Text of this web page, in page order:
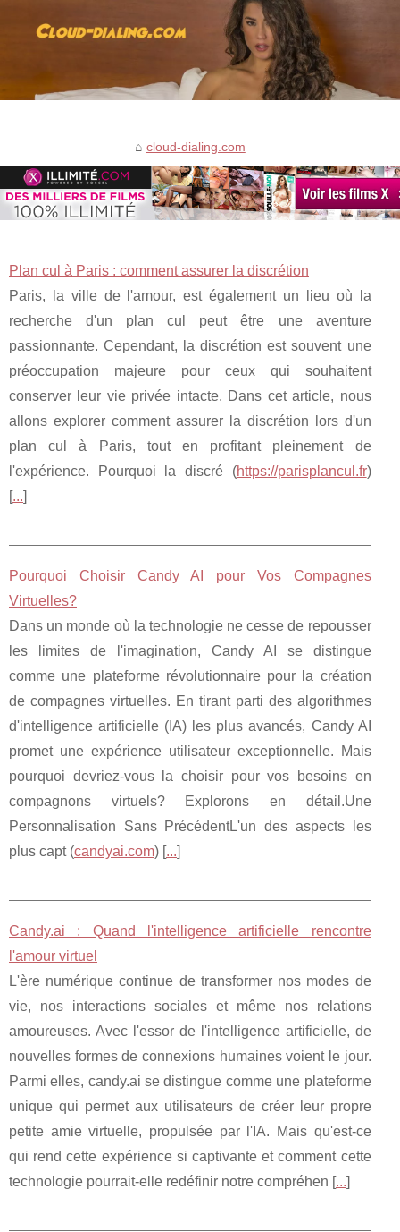
cloud-dialing.com
Plan cul à Paris : comment assurer la discrétion
Paris, la ville de l'amour, est également un lieu où la
recherche d'un plan cul peut être une aventure
passionnante. Cependant, la discrétion est souvent une
préoccupation majeure pour ceux qui souhaitent
conserver leur vie privée intacte. Dans cet article, nous
allons explorer comment assurer la discrétion lors d'un
plan cul à Paris, tout en profitant pleinement de
l'expérience. Pourquoi la discré (https://parisplancul.fr)
[...]
Pourquoi Choisir Candy AI pour Vos Compagnes
Virtuelles?
Dans un monde où la technologie ne cesse de repousser
les limites de l'imagination, Candy AI se distingue
comme une plateforme révolutionnaire pour la création
de compagnes virtuelles. En tirant parti des algorithmes
d'intelligence artificielle (IA) les plus avancés, Candy AI
promet une expérience utilisateur exceptionnelle. Mais
pourquoi devriez-vous la choisir pour vos besoins en
compagnons virtuels? Explorons en détail.Une
Personnalisation Sans PrécédentL'un des aspects les
plus capt (candyai.com) [...]
Candy.ai : Quand l'intelligence artificielle rencontre
l'amour virtuel
L'ère numérique continue de transformer nos modes de
vie, nos interactions sociales et même nos relations
amoureuses. Avec l'essor de l'intelligence artificielle, de
nouvelles formes de connexions humaines voient le jour.
Parmi elles, candy.ai se distingue comme une plateforme
unique qui permet aux utilisateurs de créer leur propre
petite amie virtuelle, propulsée par l'IA. Mais qu'est-ce
qui rend cette expérience si captivante et comment cette
technologie pourrait-elle redéfinir notre compréhen [...]